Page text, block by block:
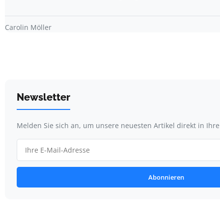
Carolin Möller
Newsletter
Melden Sie sich an, um unsere neuesten Artikel direkt in
Abonnieren